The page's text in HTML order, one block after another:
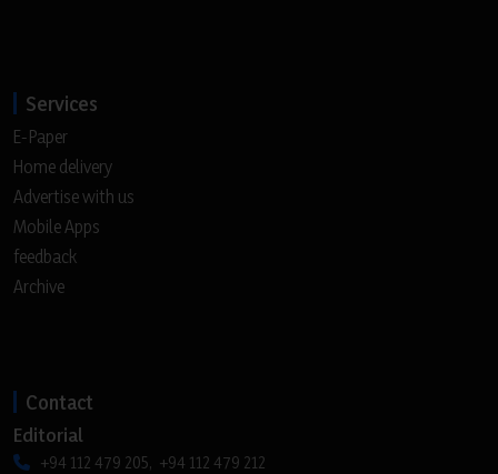
Services
E-Paper
Home delivery
Advertise with us
Mobile Apps
feedback
Archive
Contact
Editorial
+94 112 479 205, +94 112 479 212